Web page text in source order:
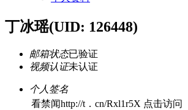
丁冰瑶(UID: 126448)
邮箱状态已验证
视频认证未认证
个人签名
看禁闻http://t．cn/Rxl1r5X 点击访问